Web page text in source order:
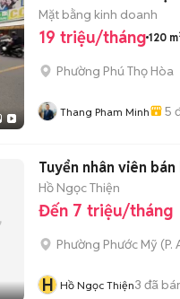
Mặt bằng kinh doanh
19 triệu/tháng 120
Phường Phú Thọ Hòa
Thang Pham Minh 5
Tuyển nhân viên
Hồ Ngọc Thiện
Đến 7 triệu/tháng
Phường Phước Mỹ (P.
H Hồ Ngọc Thiện3 đã